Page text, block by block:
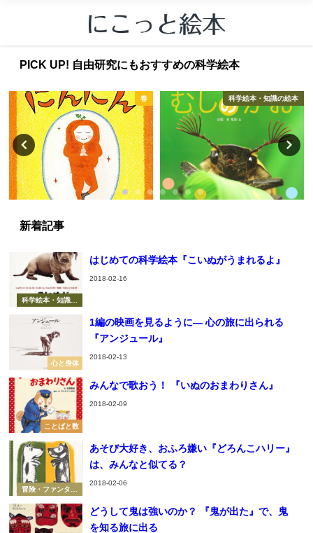
PICK UP! 自由研究にもおすすめの科学絵本
春 科学絵本・知識の絵本
新着記事
科学絵本・知識の
はじめての科学絵本『こいぬがうまれるよ』
2018-02-16
心と身体
1編の映画を見るように― 心の旅に出られる
『アンジュール』
2018-02-13
ことばと数
みんなで歌おう！ 『いぬのおまわりさん』
2018-02-09
冒険・ファンタジ
あそび大好き、おふろ嫌い『どろんこハリー』
は、みんなと似てる？
2018-02-06
どうして鬼は強いのか？ 『鬼が出た』で、鬼
を知る旅に出る